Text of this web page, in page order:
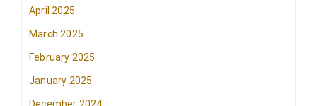
April 2025
March 2025
February 2025
January 2025